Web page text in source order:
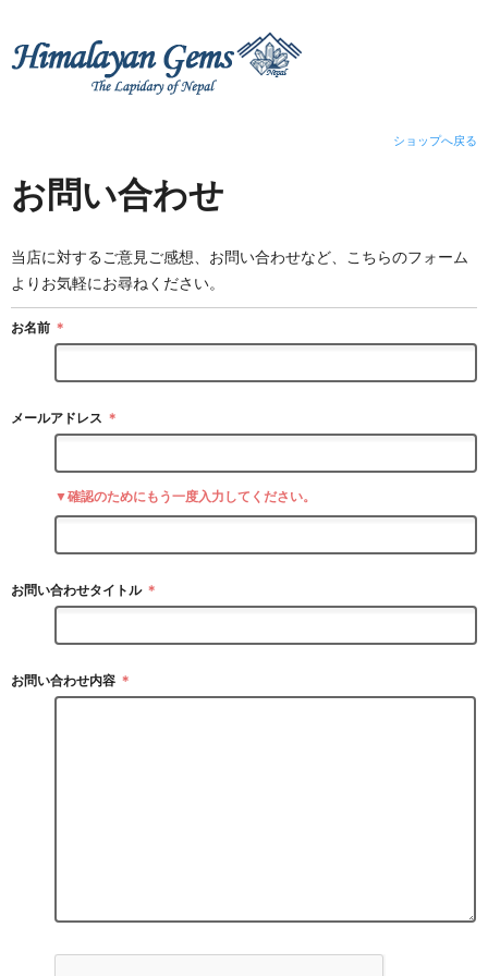
ショップへ戻る
お問い合わせ
当店に対するご意見ご感想、お問い合わせなど、こちらのフォーム
よりお気軽にお尋ねください。
お名前 ＊
メールアドレス ＊
▼確認のためにもう一度入力してください。
お問い合わせタイトル ＊
お問い合わせ内容 ＊